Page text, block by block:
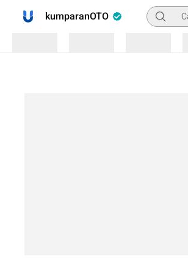
kumparanOTO